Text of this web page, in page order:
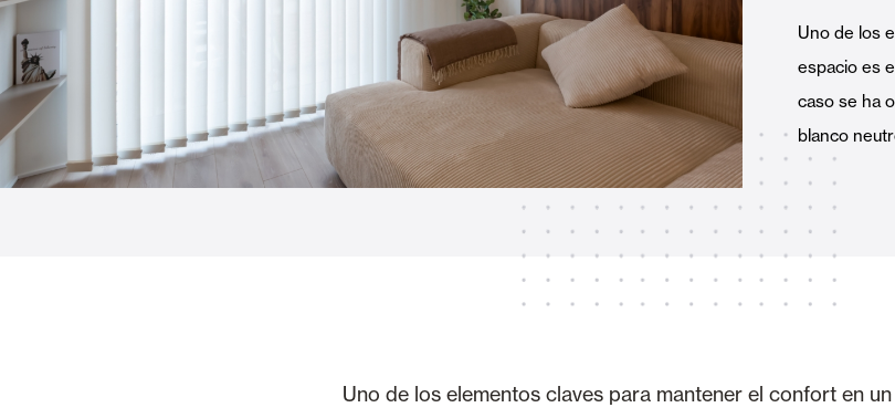
Cortinas de Cristal Alicantinas y Cortinas exteriores Toldos
Uno de los
espacio es
caso se ha
blanco
Uno de los elementos claves para mantener el confort en